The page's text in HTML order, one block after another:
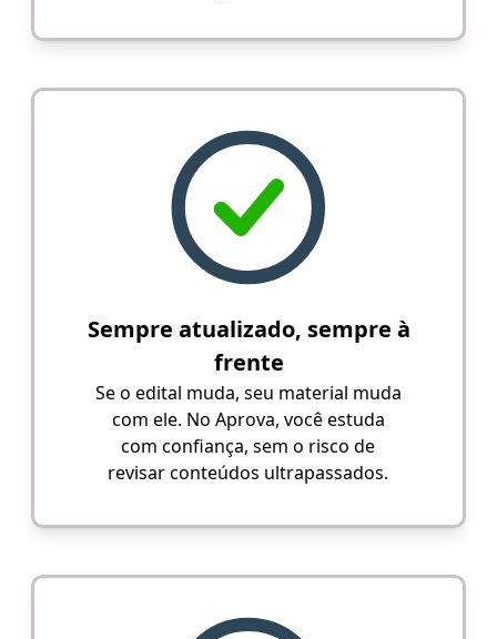
Sempre atualizado, sempre à
frente
Se o edital muda, seu material muda
com ele. No Aprova, você estuda
com confiança, sem o risco de
revisar conteúdos ultrapassados.